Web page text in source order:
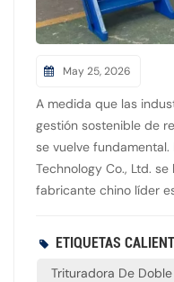
May 25, 2026
A medida que las
gestión sostenible de
se vuelve fundamental.
Technology Co., Ltd.
fabricante chino líder
reciclaje. Con años de
doble ejeEstas
ETIQUETAS
Trituradora De Doble